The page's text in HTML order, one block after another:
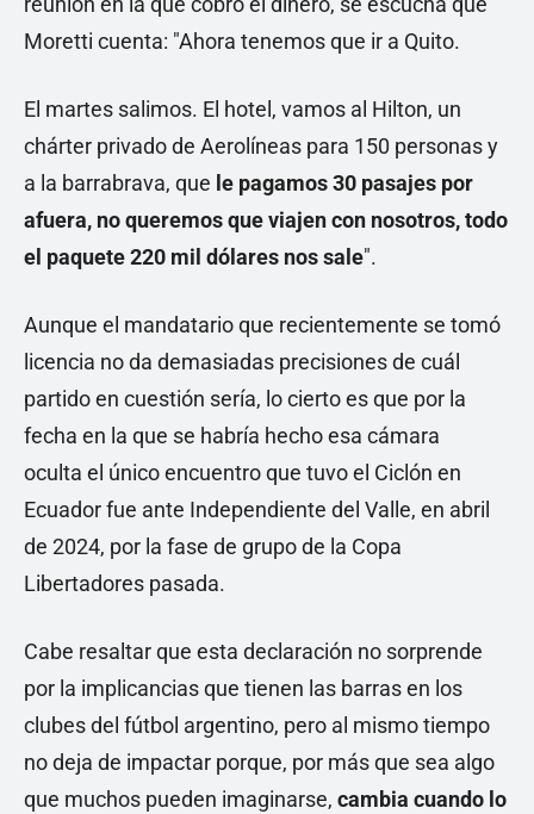
Moretti cuenta: "Ahora tenemos que ir a Quito.
El martes salimos. El hotel, vamos al Hilton, un
chárter privado de Aerolíneas para 150 personas y
a la barrabrava, que le pagamos 30 pasajes por
afuera, no queremos que viajen con nosotros, todo
el paquete 220 mil dólares nos sale".
Aunque el mandatario que recientemente se tomó
licencia no da demasiadas precisiones de cuál
partido en cuestión sería, lo cierto es que por la
fecha en la que se habría hecho esa cámara
oculta el único encuentro que tuvo el Ciclón en
Ecuador fue ante Independiente del Valle, en abril
de 2024, por la fase de grupo de la Copa
Libertadores pasada.
Cabe resaltar que esta declaración no sorprende
por la implicancias que tienen las barras en los
clubes del fútbol argentino, pero al mismo tiempo
no deja de impactar porque, por más que sea algo
que muchos pueden imaginarse, cambia cuando lo